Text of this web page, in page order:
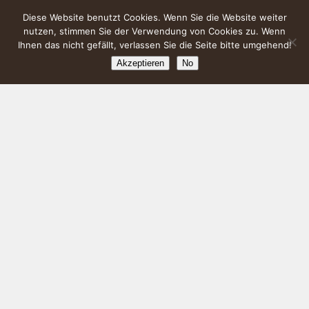
Diese Website benutzt Cookies. Wenn Sie die Website weiter
nutzen, stimmen Sie der Verwendung von Cookies zu. Wenn
Ihnen das nicht gefällt, verlassen Sie die Seite bitte umgehend!
Akzeptieren No